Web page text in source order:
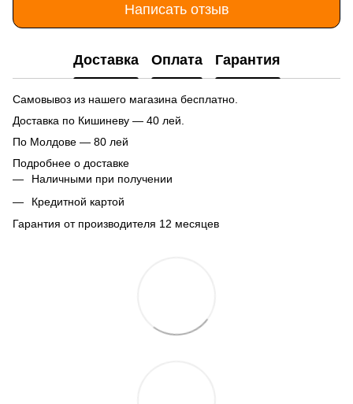
Написать отзыв
Доставка Оплата Гарантия
Самовывоз из нашего магазина бесплатно.
Доставка по Кишиневу — 40 лей.
По Молдове — 80 лей
Подробнее о доставке
Наличными при получении
Кредитной картой
Гарантия от производителя 12 месяцев